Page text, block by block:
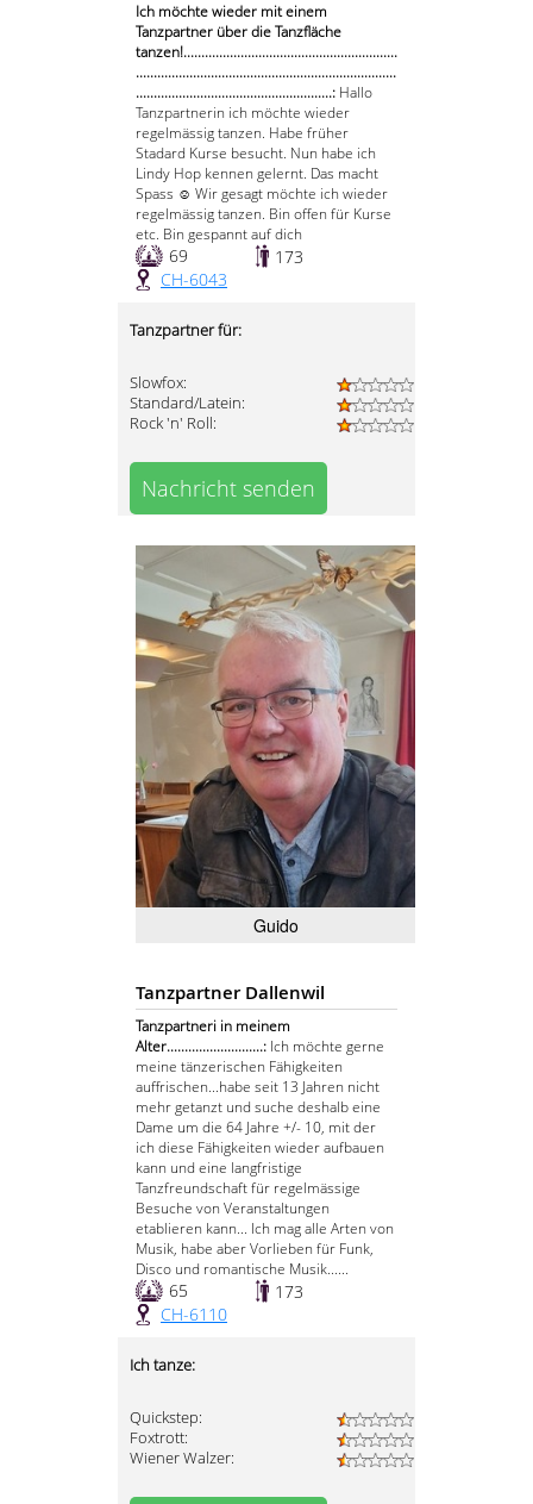
Ich möchte wieder mit einem
Tanzpartner über die Tanzfläche
tanzen!............................................................
.........................................................................
.......................................................: Hallo
Tanzpartnerin ich möchte wieder
regelmässig tanzen. Habe früher
Stadard Kurse besucht. Nun habe ich
Lindy Hop kennen gelernt. Das macht
Spass ☺ Wir gesagt möchte ich wieder
regelmässig tanzen. Bin offen für Kurse
etc. Bin gespannt auf dich
69
173
CH-6043
Tanzpartner für:
Slowfox:
Standard/Latein:
Rock 'n' Roll:
Nachricht senden
Guido
Tanzpartner Dallenwil
Tanzpartneri in meinem
Alter...........................: Ich möchte gerne
meine tänzerischen Fähigkeiten
auffrischen...habe seit 13 Jahren nicht
mehr getanzt und suche deshalb eine
Dame um die 64 Jahre +/- 10, mit der
ich diese Fähigkeiten wieder aufbauen
kann und eine langfristige
Tanzfreundschaft für regelmässige
Besuche von Veranstaltungen
etablieren kann... Ich mag alle Arten von
Musik, habe aber Vorlieben für Funk,
Disco und romantische Musik......
65
173
CH-6110
Ich tanze:
Quickstep:
Foxtrott:
Wiener Walzer: